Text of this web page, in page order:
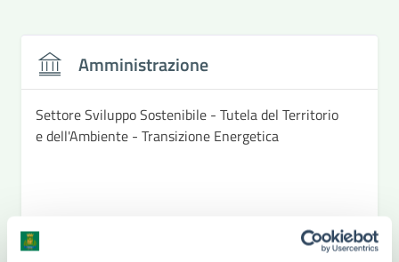
Amministrazione
Settore Sviluppo Sostenibile - Tutela del Territorio
e dell'Ambiente - Transizione Energetica